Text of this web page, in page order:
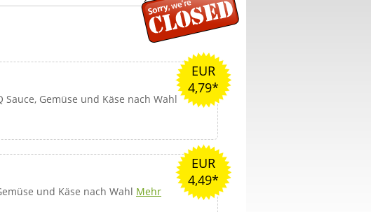
EUR
4,79*
Gemüse und Käse nach Wahl
EUR
4,49*
und Käse nach Wahl Mehr